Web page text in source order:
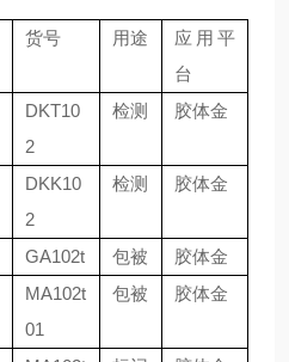
货号 用途
应用平
台
DKT10
2
检测 胶体金
DKK10
2
检测 胶体金
GA102t 包被
胶体金
MA102t
01
包被 胶体金